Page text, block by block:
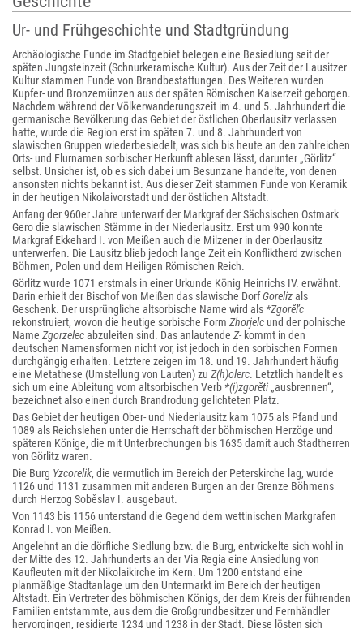
Ur- und Frühgeschichte und Stadtgründung
Archäologische Funde im Stadtgebiet belegen eine Besiedlung seit der
späten Jungsteinzeit (Schnurkeramische Kultur). Aus der Zeit der Lausitzer
Kultur stammen Funde von Brandbestattungen. Des Weiteren wurden
Kupfer- und Bronzemünzen aus der späten Römischen Kaiserzeit geborgen.
Nachdem während der Völkerwanderungszeit im 4. und 5. Jahrhundert die
germanische Bevölkerung das Gebiet der östlichen Oberlausitz verlassen
hatte, wurde die Region erst im späten 7. und 8. Jahrhundert von
slawischen Gruppen wiederbesiedelt, was sich bis heute an den zahlreichen
Orts- und Flurnamen sorbischer Herkunft ablesen lässt, darunter „Görlitz“
selbst. Unsicher ist, ob es sich dabei um Besunzane handelte, von denen
ansonsten nichts bekannt ist. Aus dieser Zeit stammen Funde von Keramik
in der heutigen Nikolaivorstadt und der östlichen Altstadt.
Anfang der 960er Jahre unterwarf der Markgraf der Sächsischen Ostmark
Gero die slawischen Stämme in der Niederlausitz. Erst um 990 konnte
Markgraf Ekkehard I. von Meißen auch die Milzener in der Oberlausitz
unterwerfen. Die Lausitz blieb jedoch lange Zeit ein Konfliktherd zwischen
Böhmen, Polen und dem Heiligen Römischen Reich.
Görlitz wurde 1071 erstmals in einer Urkunde König Heinrichs IV. erwähnt.
Darin erhielt der Bischof von Meißen das slawische DorfGorelizals
Geschenk. Der ursprüngliche altsorbische Name wird als *Zgorĕľc
rekonstruiert, wovon die heutige sorbische Form Zhorjelc und der polnische
Name Zgorzelecabzuleiten sind. Das anlautende Z- kommt in den
deutschen Namensformen nicht vor, ist jedoch in den sorbischen Formen
durchgängig erhalten. Letztere zeigen im 18. und 19. Jahrhundert häufig
eine Metathese (Umstellung von Lauten) zu Z(h)olerc. Letztlich handelt es
sich um eine Ableitung vom altsorbischen Verb *(i)zgorĕti „ausbrennen“,
bezeichnet also einen durch Brandrodung gelichteten Platz.
Das Gebiet der heutigen Ober- und Niederlausitz kam 1075 als Pfand und
1089 als Reichslehen unter die Herrschaft der böhmischen Herzöge und
späteren Könige, die mit Unterbrechungen bis 1635 damit auch Stadtherren
von Görlitz waren.
Die Burg Yzcorelik, die vermutlich im Bereich der Peterskirche lag, wurde
1126 und 1131 zusammen mit anderen Burgen an der Grenze Böhmens
durch Herzog Soběslav I. ausgebaut.
Von 1143 bis 1156 unterstand die Gegend dem wettinischen Markgrafen
Konrad I. von Meißen.
Angelehnt an die dörfliche Siedlung bzw. die Burg, entwickelte sich wohl in
der Mitte des 12. Jahrhunderts an der Via Regia eine Ansiedlung von
Kaufleuten mit der Nikolaikirche im Kern. Um 1200 entstand eine
planmäßige Stadtanlage um den Untermarkt im Bereich der heutigen
Altstadt. Ein Vertreter des böhmischen Königs, der dem Kreis der führenden
Familien entstammte, aus dem die Großgrundbesitzer und Fernhändler
hervorgingen, residierte 1234 und 1238 in der Stadt. Diese lösten sich